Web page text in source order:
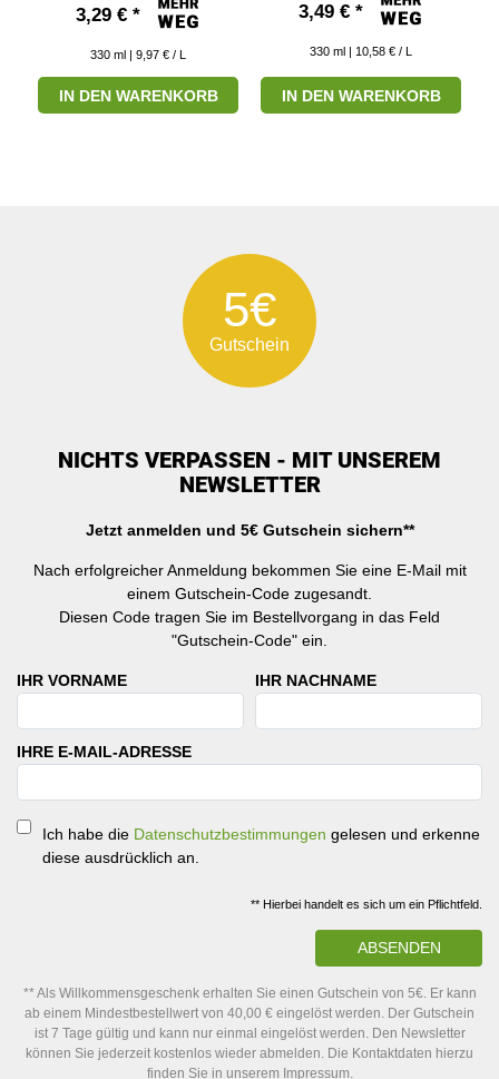
3,29 € *
330 ml | 9,97 € / L
IN DEN WARENKORB
3,49 € *
330 ml | 10,58 € / L
IN DEN WARENKORB
5€
Gutschein
NICHTS VERPASSEN - MIT UNSEREM
NEWSLETTER
Jetzt anmelden und 5€ Gutschein sichern**
Nach erfolgreicher Anmeldung bekommen Sie eine E-Mail mit
einem Gutschein-Code zugesandt.
Diesen Code tragen Sie im Bestellvorgang in das Feld
"Gutschein-Code" ein.
IHR VORNAME IHR NACHNAME
IHRE E-MAIL-ADRESSE
Ich habe die Datenschutzbestimmungen gelesen und erkenne
diese ausdrücklich an.
** Hierbei handelt es sich um ein Pflichtfeld.
ABSENDEN
** Als Willkommensgeschenk erhalten Sie einen Gutschein von 5€. Er kann
ab einem Mindestbestellwert von 40,00 € eingelöst werden. Der Gutschein
ist 7 Tage gültig und kann nur einmal eingelöst werden. Den Newsletter
können Sie jederzeit kostenlos wieder abmelden. Die Kontaktdaten hierzu
finden Sie in unserem Impressum.